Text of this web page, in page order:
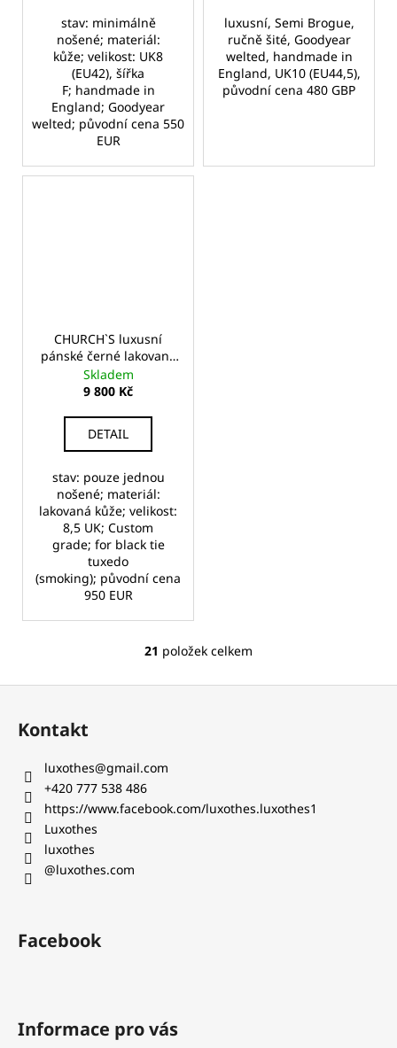
stav: minimálně
nošené; materiál:
kůže; velikost: UK8
(EU42), šířka
F; handmade in
England; Goodyear
welted; původní cena 550
EUR
luxusní, Semi Brogue,
ručně šité, Goodyear
welted, handmade in
England, UK10 (EU44,5),
původní cena 480 GBP
CHURCH`S luxusní
pánské černé lakované
kožené oxford boty
Skladem
9 800 Kč
DETAIL
stav: pouze jednou
nošené; materiál:
lakovaná kůže; velikost:
8,5 UK; Custom
grade; for black tie
tuxedo
(smoking); původní cena
950 EUR
O
p
21 položek celkem
Z
Kontakt
luxothes@gmail.com
+420 777 538 486‬
https://www.facebook.com/luxothes.luxothes1
Luxothes
luxothes
@luxothes.com
Facebook
Informace pro vás